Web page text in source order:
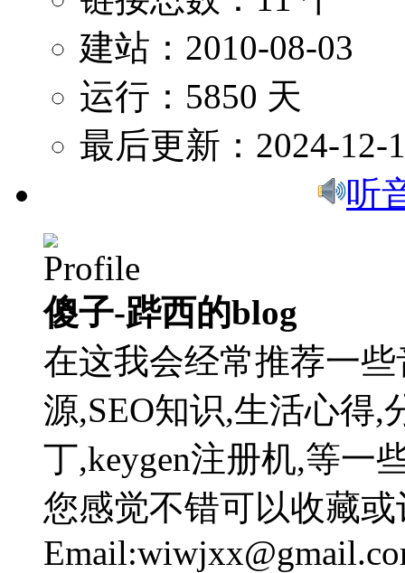
建站：2010-08-03
运行：5850 天
最后更新：2024-12-
听
傻子-跸西的blog
在这我会经常推荐一
源,SEO知识,生活心得,
丁,keygen注册机,等一
您感觉不错可以收藏